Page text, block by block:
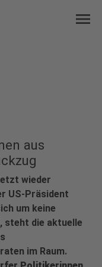
menu
aus
wieder
US-Präsident
um keine
steht die aktuelle
im Raum.